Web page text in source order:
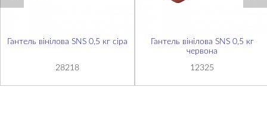
Гантель вінілова SNS 0,5 кг сіра
28218
Гантель вінілова SNS 0,5 кг
червона
12325